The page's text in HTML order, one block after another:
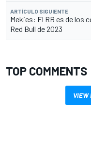
ARTÍCULO SIGUIENTE
Mekies: El RB es de los
Red Bull de 2023
TOP COMMENTS
VIEW